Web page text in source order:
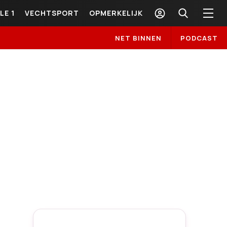
1 VECHTSPORT OPMERKELIJK
NET BINNEN PODCAST